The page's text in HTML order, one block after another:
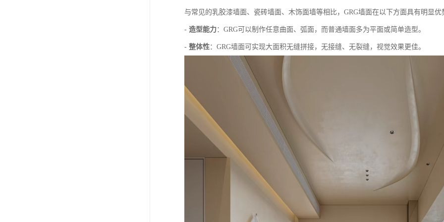
与常见的乳胶漆墙面、瓷砖墙面、木饰面墙等相比，GRG墙面在以下方面具有明显优
- 造型能力：GRG可以制作任意曲面、弧面，而普通墙面多为平面或简单造型。
- 整体性：GRG墙面可实现大面积无缝拼接，无接缝、无裂缝，视觉效果更佳。